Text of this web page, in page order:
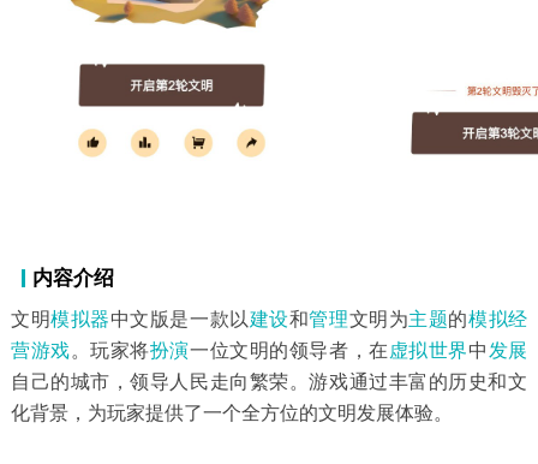
内容介绍
文明模拟器中文版是一款以建设和管理文明为主题的模拟经
营游戏。玩家将扮演一位文明的领导者，在 虚拟世界中 发展
自己的城市，领导人民走向繁荣。游戏通过丰富的历史和文
化背景，为玩家提供了一个全方位的文明发展体验。